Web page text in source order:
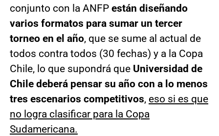
conjunto con la ANFP están diseñando
varios formatos para sumar un tercer
torneo en el año, que se sume al actual de
todos contra todos (30 fechas) y a la Copa
Chile, lo que supondrá que Universidad de
Chile deberá pensar su año con a lo menos
tres escenarios competitivos, eso si es que
no logra clasificar para la Copa
Sudamericana.